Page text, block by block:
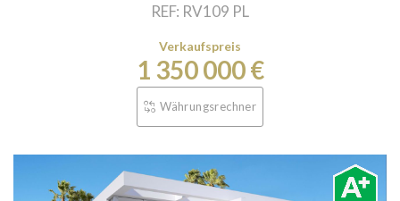
REF: RV109 PL
Verkaufspreis
1 350 000 €
Währungsrechner